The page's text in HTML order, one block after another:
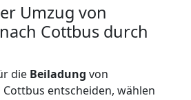
Umzug von
Cottbus durch
die Beiladung von
entscheiden, wählen